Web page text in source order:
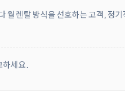
월 렌탈 방식을 선호하는 고객, 정
세요.